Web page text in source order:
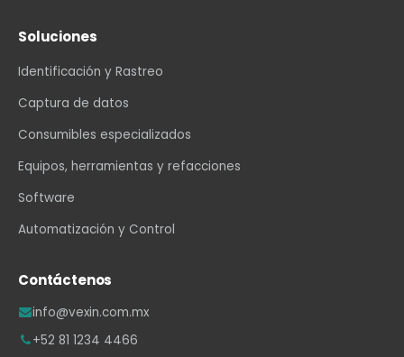
Soluciones
Identificación y Rastreo
Captura de datos
Consumibles especializados
Equipos, herramientas y refacciones
Software
Automatización y Control
Contáctenos
info@vexin.com.mx
+52 81 1234 4466